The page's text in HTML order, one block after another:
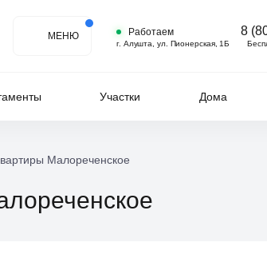
МЕНЮ Работаем
г. Алушта, ул. Пионерская, 1Б
8
Участки Дома
Малореченское